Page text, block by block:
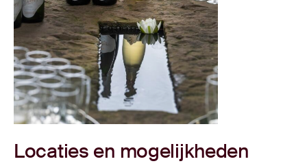
Locaties en mogelijkheden